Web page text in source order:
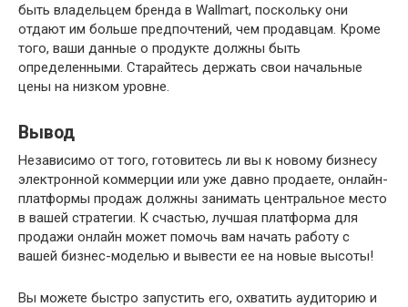
быть владельцем бренда в Wallmart, поскольку они
отдают им больше предпочтений, чем продавцам. Кроме
того, ваши данные о продукте должны быть
определенными. Старайтесь держать свои начальные
цены на низком уровне.
Вывод
Независимо от того, готовитесь ли вы к новому бизнесу
электронной коммерции или уже давно продаете, онлайн-
платформы продаж должны занимать центральное место
в вашей стратегии. К счастью, лучшая платформа для
продажи онлайн может помочь вам начать работу с
вашей бизнес-моделью и вывести ее на новые высоты!
Вы можете быстро запустить его, охватить аудиторию и